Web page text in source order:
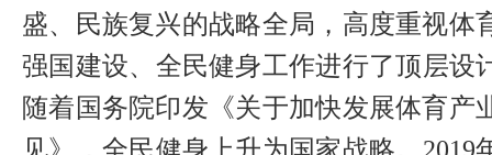
盛、民族复兴的战略全局，高度重视体
强国建设、全民健身工作进行了顶层设
随着国务院印发《关于加快发展体育产